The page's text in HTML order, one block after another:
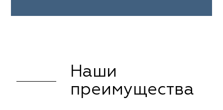
Наши
преимущества